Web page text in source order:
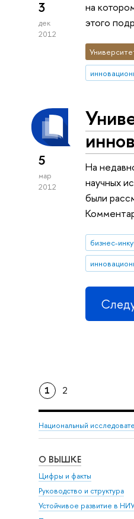
3
дек
2012
на
этого
5
мар
2012
На
научных
были
бизнес-
1 2
Национальный
О ВЫШКЕ
Цифры и факты
Руководство и структура
Устойчивое развитие в